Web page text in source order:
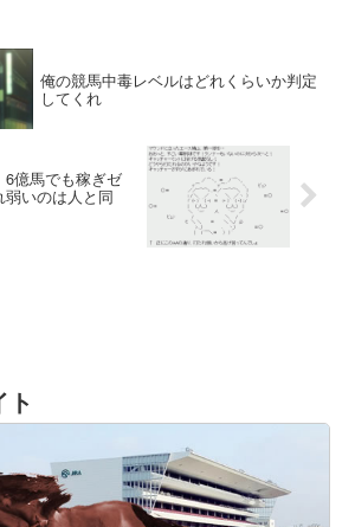
俺の競馬中毒レベルはどれくらいか判定
してくれ
6億馬でも稼ぎゼ
いのは人と同